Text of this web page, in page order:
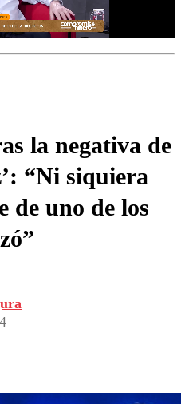
la negativa de
“Ni siquiera
de uno de los